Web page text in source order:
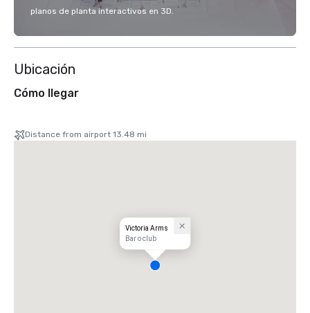
planos de planta interactivos en 3D.
Ubicación
Cómo llegar
Distance from airport 13.48 mi
Victoria Arms
Bar o club